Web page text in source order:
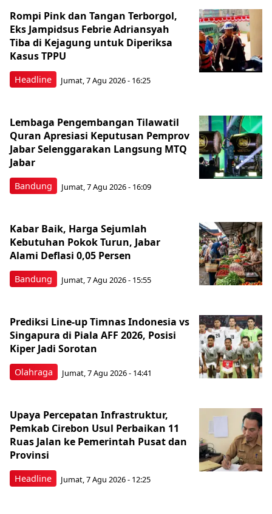
Headline
Rompi Pink dan Tangan Terborgol,
Eks Jampidsus Febrie Adriansyah
Tiba di Kejagung untuk Diperiksa
Kasus TPPU
Jumat, 7 Agu 2026 - 16:25
Bandung
Lembaga Pengembangan Tilawatil
Quran Apresiasi Keputusan Pemprov
Jabar Selenggarakan Langsung MTQ
Jabar
Jumat, 7 Agu 2026 - 16:09
Bandung
Kabar Baik, Harga Sejumlah
Kebutuhan Pokok Turun, Jabar
Alami Deflasi 0,05 Persen
Jumat, 7 Agu 2026 - 15:55
Olahraga
Prediksi Line-up Timnas Indonesia vs
Singapura di Piala AFF 2026, Posisi
Kiper Jadi Sorotan
Jumat, 7 Agu 2026 - 14:41
Headline
Upaya Percepatan Infrastruktur,
Pemkab Cirebon Usul Perbaikan 11
Ruas Jalan ke Pemerintah Pusat dan
Provinsi
Jumat, 7 Agu 2026 - 12:25